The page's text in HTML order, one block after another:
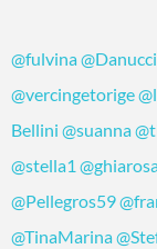
@fulvina
@vercingetorige
Bellini @suanna
@stella1
@Pellegros59
@TinaMarina